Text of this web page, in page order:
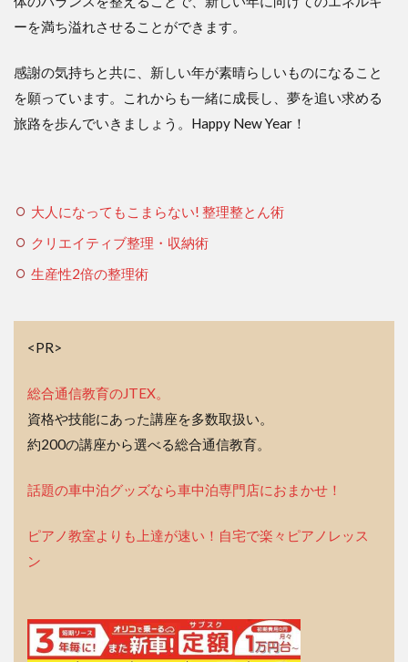
ーを満ち溢れさせることができます。
感謝の気持ちと共に、新しい年が素晴らしいものになること
を願っています。これからも一緒に成長し、夢を追い求める
旅路を歩んでいきましょう。Happy New Year！
大人になってもこまらない! 整理整とん術
クリエイティブ整理・収納術
生産性2倍の整理術
<PR>
総合通信教育のJTEX。
資格や技能にあった講座を多数取扱い。
約200の講座から選べる総合通信教育。
話題の車中泊グッズなら車中泊専門店におまかせ！
ピアノ教室よりも上達が速い！自宅で楽々ピアノレッス
ン